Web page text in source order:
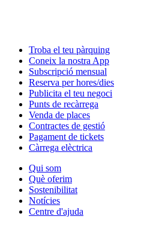
Troba el teu pàrquing
Coneix la nostra App
Subscripció mensual
Reserva per hores/dies
Publicita el teu negoci
Punts de recàrrega
Venda de places
Contractes de gestió
Pagament de tickets
Càrrega elèctrica
Qui som
Què oferim
Sostenibilitat
Notícies
Centre d'ajuda